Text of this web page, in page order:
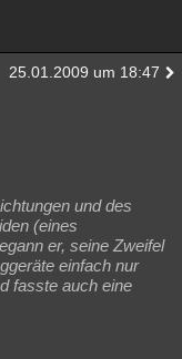
25.01.2009 um 18:47
und des
(eines
er, seine Zweifel
einfach nur
fasste auch eine